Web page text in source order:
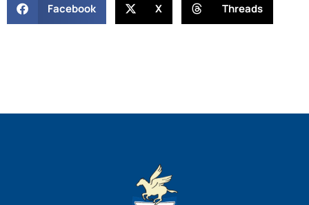
Facebook X Threads